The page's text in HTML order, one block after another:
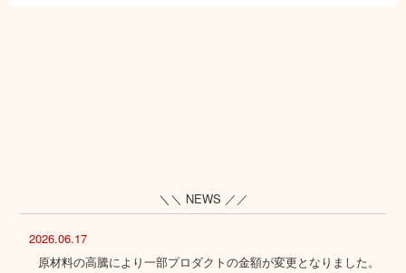
＼＼ NEWS ／／
2026.06.17
原材料の高騰により一部プロダクトの金額が変更となりました。